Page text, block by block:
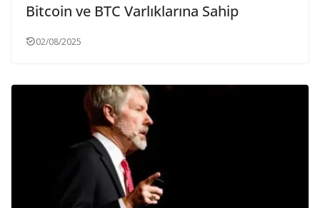
Bitcoin ve BTC Varlıklarına Sahip
02/08/2025